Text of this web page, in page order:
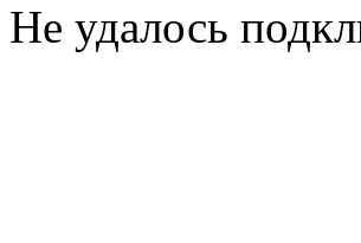
Не удалось